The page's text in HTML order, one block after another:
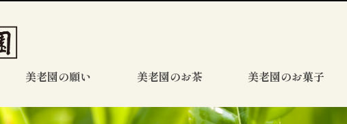
美老園の願い 美老園のお茶 美老園のお菓子